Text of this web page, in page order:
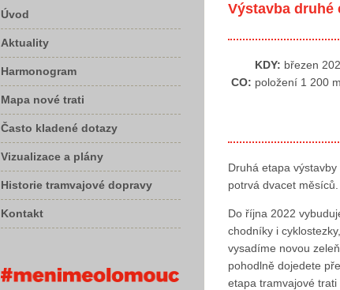
Výstavba druhé
KDY: březen
CO: položení 1 200
Druhá etapa
potrvá dvacet měsíců.
Do října 2022
chodníky i
vysadíme novou
pohodlně dojedete
etapa tramvajové trati
Úvod
Aktuality
Harmonogram
Mapa nové trati
Často kladené dotazy
Vizualizace a plány
Historie tramvajové dopravy
Kontakt